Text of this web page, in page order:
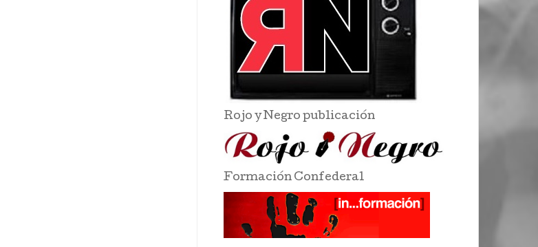
Rojo y Negro publicación
Formación Confederal